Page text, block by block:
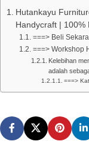
Hutankayu
Handycraft | 100%
===> Beli
===> Workshop
Kelebihan
adalah
===>